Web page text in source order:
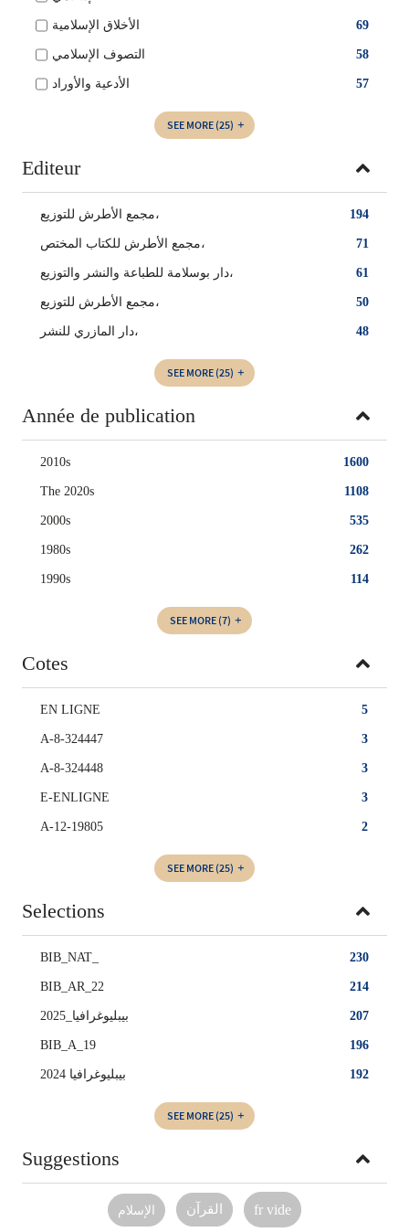
69 الأخلاق الإسلامية
58 التصوف الإسلامي
57 الأدعية والأوراد
SEE MORE (25)
Editeur
194 مجمع الأطرش للتوزيع،
71 مجمع الأطرش للكتاب المختص،
61 دار بوسلامة للطباعة والنشر والتوزيع،
50 ‏مجمع الأطرش للتوزيع،
48 دار المازري للنشر،
SEE MORE (25)
Année de publication
1600
2010s
1108
The 2020s
535
2000s
262
1980s
114
1990s
SEE MORE (7)
Cotes
5
EN LIGNE
3
A-8-324447
3
A-8-324448
3
E-ENLIGNE
2
A-12-19805
SEE MORE (25)
Selections
230
BIB_NAT_
214
BIB_AR_22
207 بيبليوغرافيا_2025
196
BIB_A_19
192 بيبليوغرافيا 2024
SEE MORE (25)
Suggestions
الإسلام القرآن fr vide